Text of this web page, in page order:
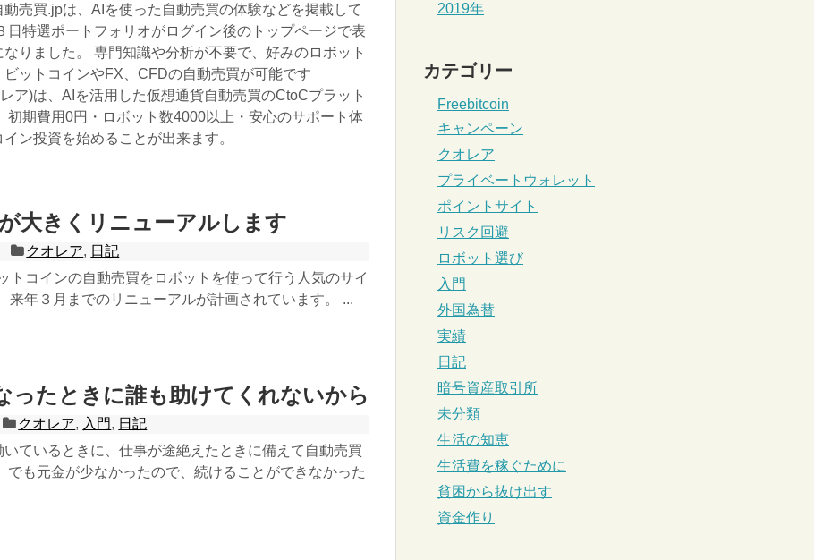
動売買.jpは、AIを使った自動売買の体験などを掲載して
日特選ポートフォリオがログイン後のトップページで表
りました。 専門知識や分析が不要で、好みのロボット
ビットコインやFX、CFDの自動売買が可能です
ア)は、AIを活用した仮想通貨自動売買のCtoCプラット
初期費用0円・ロボット数4000以上・安心のサポート体
ン投資を始めることが出来ます。
大きくリニューアルします
クオレア, 日記
トコインの自動売買をロボットを使って行う人気のサイ
来年３月までのリニューアルが計画されています。 ...
ったときに誰も助けてくれないから
クオレア, 入門, 日記
ているときに、仕事が途絶えたときに備えて自動売買
でも元金が少なかったので、続けることができなかった
2019年
カテゴリー
Freebitcoin
キャンペーン
クオレア
プライベートウォレット
ポイントサイト
リスク回避
ロボット選び
入門
外国為替
実績
日記
暗号資産取引所
未分類
生活の知恵
生活費を稼ぐために
貧困から抜け出す
資金作り